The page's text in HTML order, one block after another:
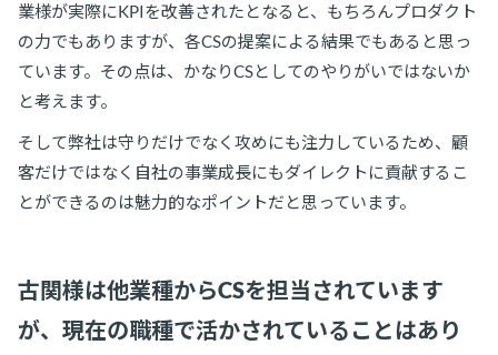
業様が実際にKPIを改善されたとなると、もちろんプロダクト
の力でもありますが、各CSの提案による結果でもあると思っ
ています。その点は、かなりCSとしてのやりがいではないか
と考えます。
そして弊社は守りだけでなく攻めにも注力しているため、顧
客だけではなく自社の事業成長にもダイレクトに貢献するこ
とができるのは魅力的なポイントだと思っています。
古関様は他業種からCSを担当されています
が、現在の職種で活かされていることはあり